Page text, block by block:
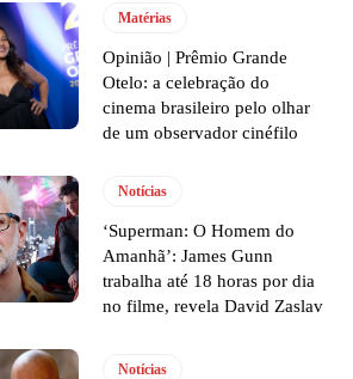
Matérias
Opinião | Prêmio Grande
Otelo: a celebração do
cinema brasileiro pelo olhar
de um observador cinéfilo
Notícias
‘Superman: O Homem do
Amanhã’: James Gunn
trabalha até 18 horas por dia
no filme, revela David Zaslav
Notícias